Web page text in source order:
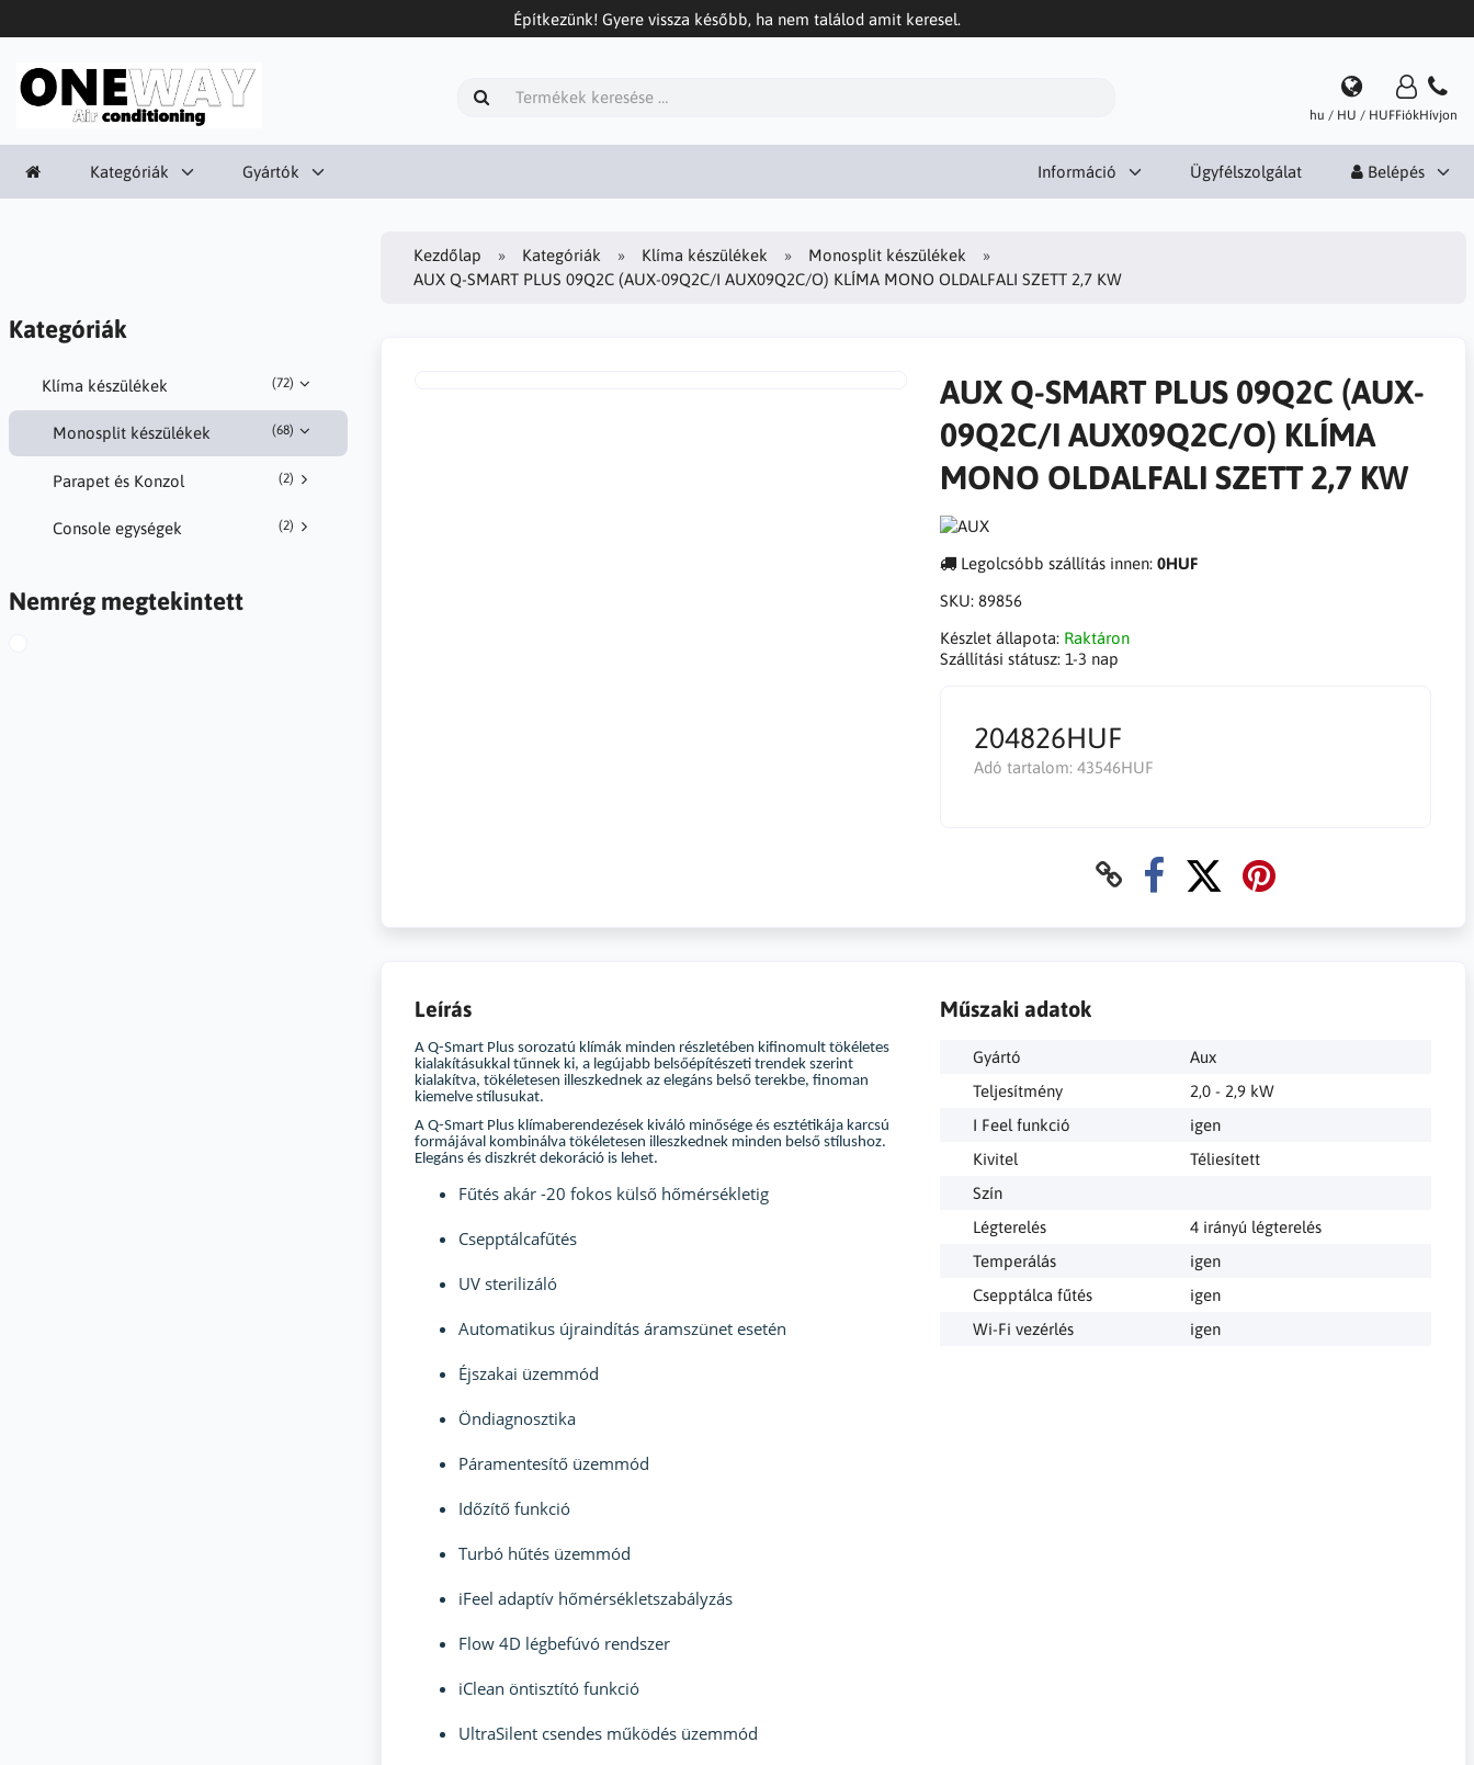
Építkezünk! Gyere vissza később, ha nem találod amit keresel.
hu / HU / HUFFiókHívjon
Kategóriák Gyártók Információ Ügyfélszolgálat Belépés
Kategóriák
Klíma készülékek (72)
Monosplit készülékek (68)
Parapet és Konzol (2)
Console egységek (2)
Nemrég megtekintett
Kezdőlap Kategóriák Klíma készülékek
Monosplit készülékek
AUX Q-SMART PLUS 09Q2C (AUX-09Q2C/I AUX09Q2C/O) KLÍMA MONO OLDALFALI SZETT 2,7 KW
AUX Q-SMART PLUS 09Q2C (AUX-
09Q2C/I AUX09Q2C/O) KLÍMA
MONO OLDALFALI SZETT 2,7 KW
Legolcsóbb szállítás innen: 0HUF
SKU: 89856
Készlet állapota: Raktáron
Szállítási státusz: 1-3 nap
204826HUF
Adó tartalom: 43546HUF
Leírás
A Q-Smart Plus sorozatú klímák minden részletében kifinomult tökéletes
kialakításukkal tűnnek ki, a legújabb belsőépítészeti trendek szerint
kialakítva, tökéletesen illeszkednek az elegáns belső terekbe, finoman
kiemelve stílusukat.
A Q-Smart Plus klímaberendezések kiváló minősége és esztétikája karcsú
formájával kombinálva tökéletesen illeszkednek minden belső stílushoz.
Elegáns és diszkrét dekoráció is lehet.
Fűtés akár -20 fokos külső hőmérsékletig
Csepptálcafűtés
UV sterilizáló
Automatikus újraindítás áramszünet esetén
Éjszakai üzemmód
Öndiagnosztika
Páramentesítő üzemmód
Időzítő funkció
Turbó hűtés üzemmód
iFeel adaptív hőmérsékletszabályzás
Flow 4D légbefúvó rendszer
iClean öntisztító funkció
UltraSilent csendes működés üzemmód
Műszaki adatok
Gyártó
Aux
Teljesítmény
2,0 - 2,9 kW
I Feel funkció
igen
Kivitel
Téliesített
Szín
Légterelés
4 irányú légterelés
Temperálás
igen
Csepptálca fűtés
igen
Wi-Fi vezérlés
igen